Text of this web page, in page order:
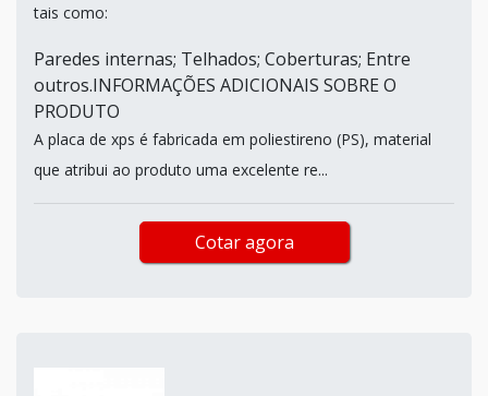
tais como:
Paredes internas; Telhados; Coberturas; Entre
outros.INFORMAÇÕES ADICIONAIS SOBRE O
PRODUTO
A placa de xps é fabricada em poliestireno (PS), material
que atribui ao produto uma excelente re...
Cotar agora